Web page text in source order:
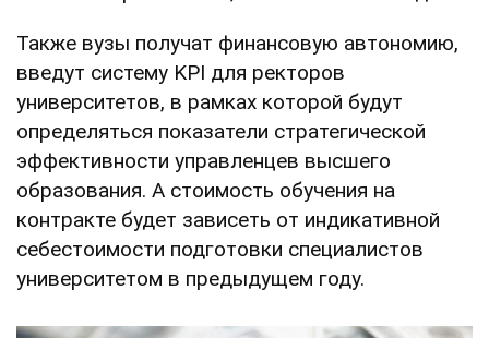
Также вузы получат финансовую автономию,
введут систему KPI для ректоров
университетов, в рамках которой будут
определяться показатели стратегической
эффективности управленцев высшего
образования. А стоимость обучения на
контракте будет зависеть от индикативной
себестоимости подготовки специалистов
университетом в предыдущем году.